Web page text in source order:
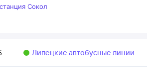
Сокол
Липецкие автобусные линии